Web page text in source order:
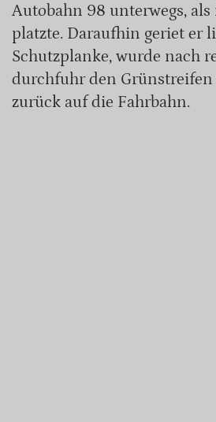
Autobahn 98 unterwegs,
platzte. Daraufhin geriet er
Schutzplanke, wurde nach
durchfuhr den
zurück auf die Fahrbahn.